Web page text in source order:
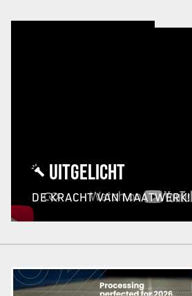
UITGELICHT
DE KRACHT VAN MAATWERK!